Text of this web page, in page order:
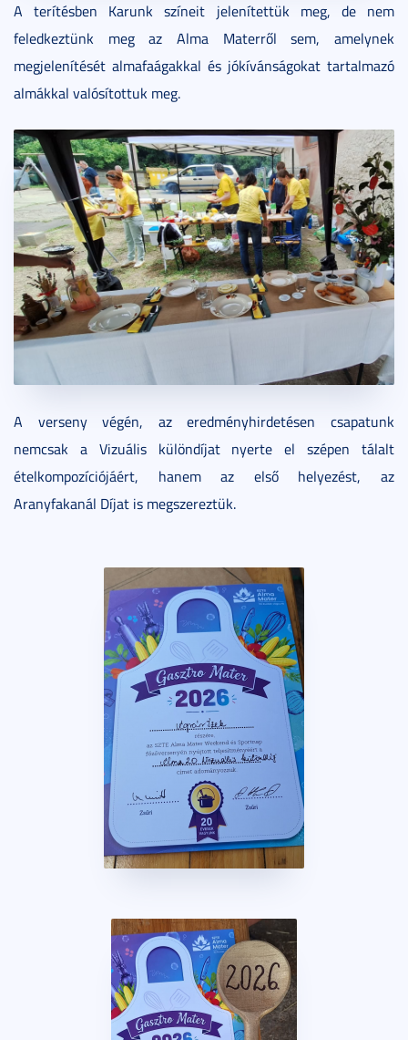
A terítésben Karunk színeit jelenítettük meg, de nem
feledkeztünk meg az Alma Materről sem, amelynek
megjelenítését almafaágakkal és jókívánságokat tartalmazó
almákkal valósítottuk meg.
A verseny végén, az eredményhirdetésen csapatunk
nemcsak a Vizuális különdíjat nyerte el szépen tálalt
ételkompozíciójáért, hanem az első helyezést, az
Aranyfakanál Díjat is megszereztük.